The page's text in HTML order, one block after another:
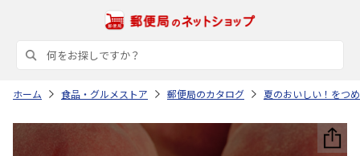
ホーム 食品・グルメストア 郵便局のカタログ 夏のおいしい！をつ